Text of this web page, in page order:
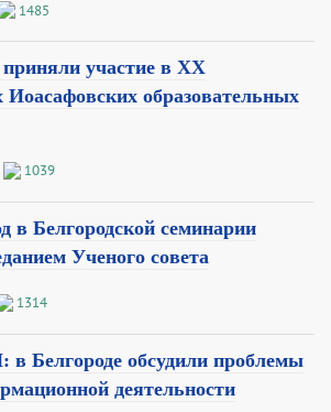
1485
участие в XX
образовательных
1039
в Белгородской семинарии
Ученого совета
1314
Белгороде обсудили проблемы
деятельности